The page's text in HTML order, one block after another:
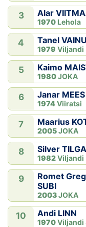
3 Alar
1970 Lehola
4 Tanel
1979 Viljandi
5 Kaimo
1980JOKA
6 Janar MEES
1974Viiratsi
7 Maarius
2005JOKA
8 Silver TILGA
1982Viljandi
9
Romet
SUBI
2003JOKA
10 Andi LINN
1970Viljandi